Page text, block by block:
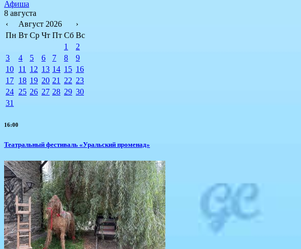
Афиша
8 августа
‹
Август 2026
›
Пн Вт Ср Чт Пт Сб Вс
1
2
3
4 5 6 7 8
9
10 11 12 13 14 15 16
17 18 19 20 21 22 23
24 25 26 27 28 29 30
31
16:00
Театральный фестиваль «Уральский променад»